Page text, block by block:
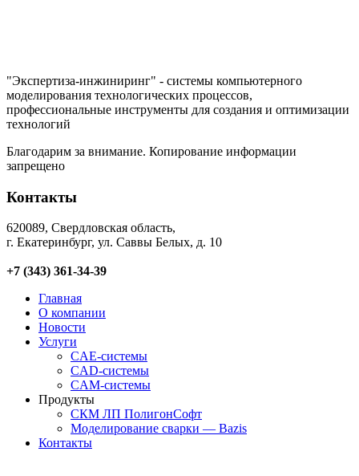
"Экспертиза-инжиниринг" - системы компьютерного
моделирования технологических процессов,
профессиональные инструменты для создания и оптимизации
технологий
Благодарим за внимание. Копирование информации
запрещено
Контакты
620089, Свердловская область,
г. Екатеринбург, ул. Саввы Белых, д. 10
+7 (343) 361-34-39
Главная
О компании
Новости
Услуги
CAE-системы
CAD-системы
CAM-системы
Продукты
СКМ ЛП ПолигонСофт
Моделирование сварки — Bazis
Контакты